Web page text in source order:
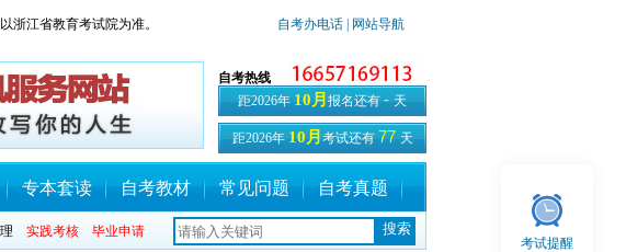
浙江省教育考试院为准。 自考办电话 | 网站导航
自考热线
距2026年 10月 报名还有 - 天
距2026年 10月 考试还有 77 天
专本套读 自考教材 常见问题 自考真题
实践考核 毕业申请
考试提醒